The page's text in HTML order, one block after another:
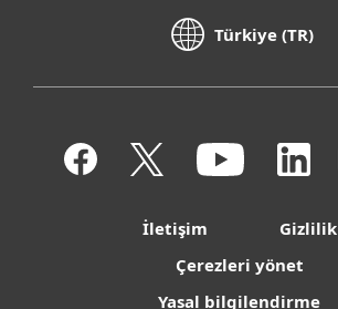
Türkiye (TR)
İletişim
Gizlilik
Çerezleri yönet
Yasal bilgilendirme